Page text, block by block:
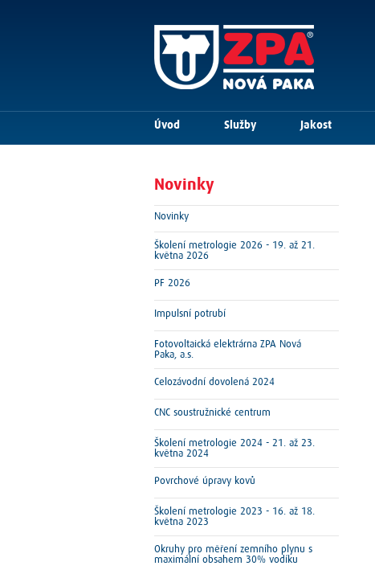
Novinky
Novinky
Školení metrologie 2026 - 19. až 21.
května 2026
PF 2026
Impulsní potrubí
Fotovoltaická elektrárna ZPA Nová
Paka, a.s.
Celozávodní dovolená 2024
CNC soustružnické centrum
Školení metrologie 2024 - 21. až 23.
května 2024
Povrchové úpravy kovů
Školení metrologie 2023 - 16. až 18.
května 2023
Okruhy pro měření zemního plynu s
maximální obsahem 30% vodíku
Úvod Služby Jakost